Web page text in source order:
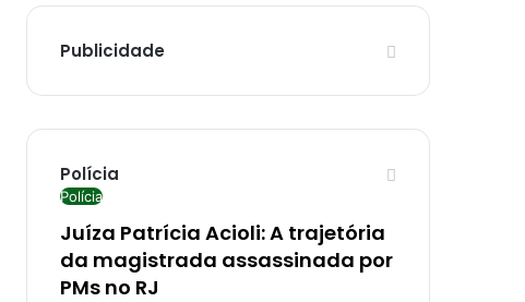
Publicidade
Polícia
Polícia
Juíza Patrícia Acioli: A trajetória
da magistrada assassinada por
PMs no RJ